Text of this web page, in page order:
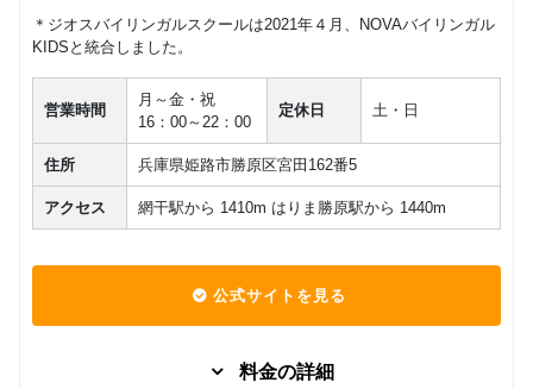
＊ジオスバイリンガルスクールは2021年４月、NOVAバイリンガル
KIDSと統合しました。
営業時間
月～金・祝
16：00～22：00
定休日 土・日
住所 兵庫県姫路市勝原区宮田162番5
アクセス 網干駅から 1410m はりま勝原駅から 1440m
公式サイトを見る
料金の詳細